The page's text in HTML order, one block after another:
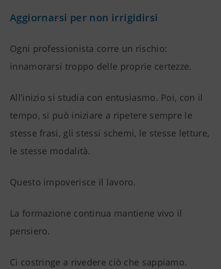
Aggiornarsi per non irrigidirsi
Ogni professionista corre un rischio:
innamorarsi troppo delle proprie certezze.
All’inizio si studia con entusiasmo. Poi, con il
tempo, si può iniziare a ripetere sempre le
stesse frasi, gli stessi schemi, le stesse letture,
le stesse modalità.
Questo impoverisce il lavoro.
La formazione continua mantiene vivo il
pensiero.
Ci costringe a rivedere ciò che sappiamo.